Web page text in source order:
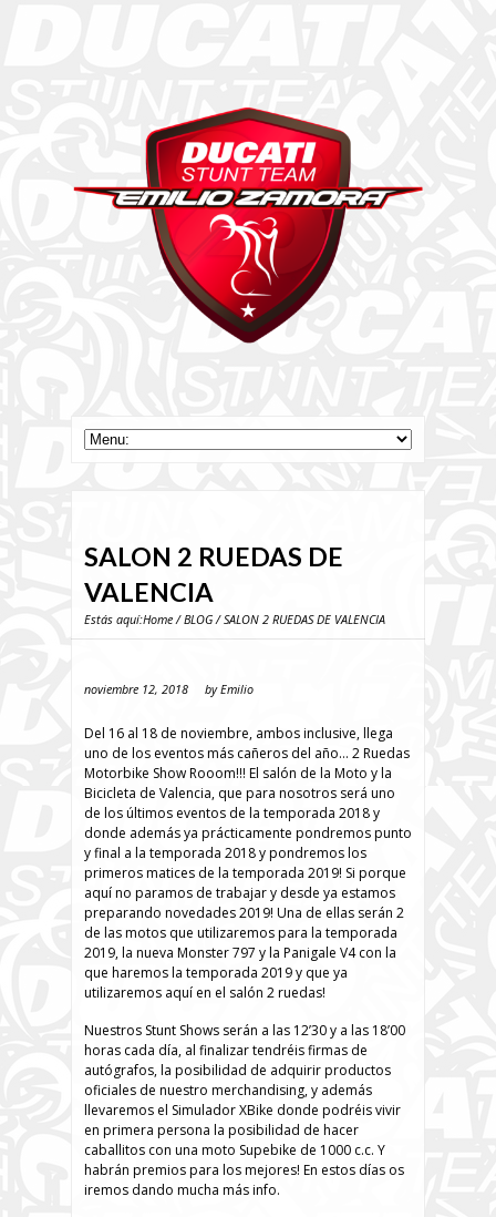
SALON 2 RUEDAS DE
VALENCIA
Estás aquí:Home/BLOG/ SALON 2 RUEDAS DE VALENCIA
noviembre 12, 2018 byEmilio
Del 16 al 18 de noviembre, ambos inclusive, llega
uno de los eventos más cañeros del año… 2 Ruedas
Motorbike Show Rooom!!! El salón de la Moto y la
Bicicleta de Valencia, que para nosotros será uno
de los últimos eventos de la temporada 2018 y
donde además ya prácticamente pondremos punto
y final a la temporada 2018 y pondremos los
primeros matices de la temporada 2019! Si porque
aquí no paramos de trabajar y desde ya estamos
preparando novedades 2019! Una de ellas serán 2
de las motos que utilizaremos para la temporada
2019, la nueva Monster 797 y la Panigale V4 con la
que haremos la temporada 2019 y que ya
utilizaremos aquí en el salón 2 ruedas!
Nuestros Stunt Shows serán a las 12’30 y a las 18’00
horas cada día, al finalizar tendréis firmas de
autógrafos, la posibilidad de adquirir productos
oficiales de nuestro merchandising, y además
llevaremos el Simulador XBike donde podréis vivir
en primera persona la posibilidad de hacer
caballitos con una moto Supebike de 1000 c.c. Y
habrán premios para los mejores! En estos días os
iremos dando mucha más info.